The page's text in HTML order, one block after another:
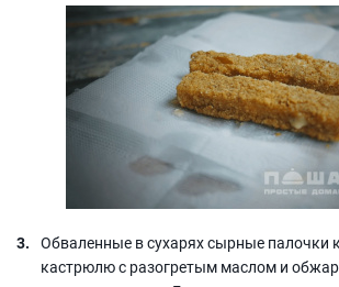
Обваленные в сухарях сырные палочки
кастрюлю с разогретым маслом и